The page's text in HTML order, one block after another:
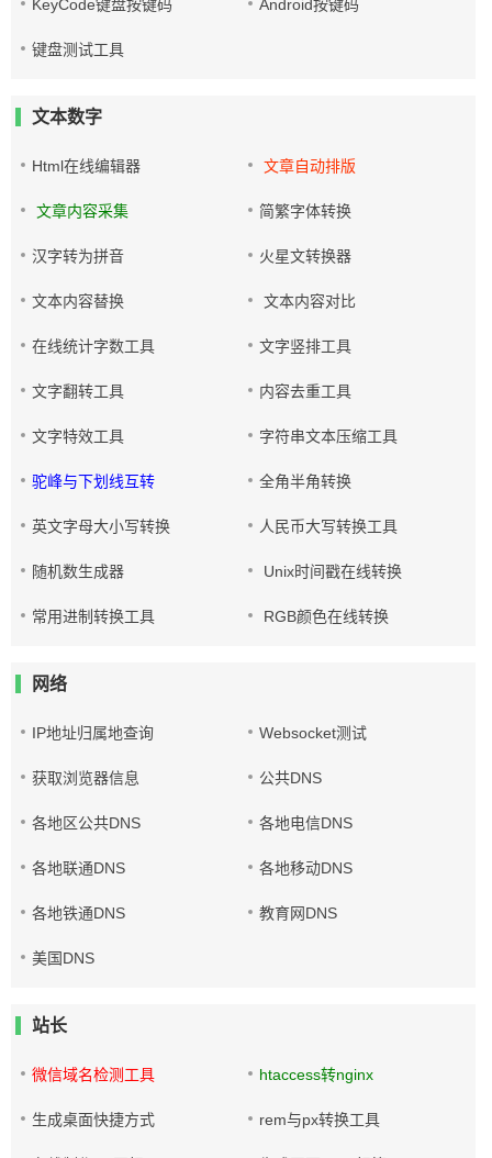
KeyCode键盘按键码 Android按键码
键盘测试工具
文本数字
Html在线编辑器 文章自动排版
文章内容采集 简繁字体转换
汉字转为拼音 火星文转换器
文本内容替换 文本内容对比
在线统计字数工具 文字竖排工具
文字翻转工具 内容去重工具
文字特效工具 字符串文本压缩工具
驼峰与下划线互转 全角半角转换
英文字母大小写转换 人民币大写转换工具
随机数生成器 Unix时间戳在线转换
常用进制转换工具 RGB颜色在线转换
网络
IP地址归属地查询 Websocket测试
获取浏览器信息 公共DNS
各地区公共DNS 各地电信DNS
各地联通DNS 各地移动DNS
各地铁通DNS 教育网DNS
美国DNS
站长
微信域名检测工具 htaccess转nginx
生成桌面快捷方式 rem与px转换工具